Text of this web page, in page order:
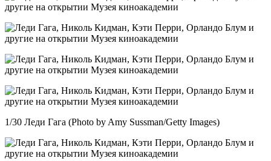
1/30 Леди Гага (Photo by Amy Sussman/Getty Images)